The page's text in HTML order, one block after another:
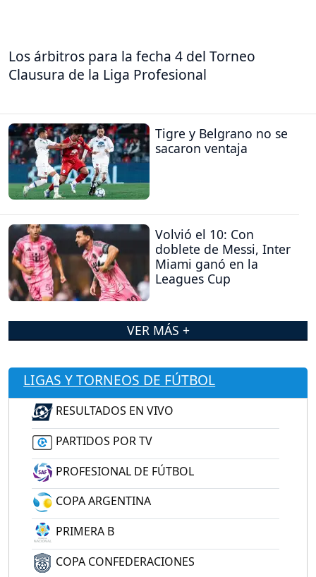
Los árbitros para la fecha 4 del Torneo
Clausura de la Liga Profesional
Tigre y Belgrano no se
sacaron ventaja
Volvió el 10: Con
doblete de Messi, Inter
Miami ganó en la
Leagues Cup
VER MÁS +
LIGAS Y TORNEOS DE FÚTBOL
RESULTADOS EN VIVO
PARTIDOS POR TV
PROFESIONAL DE FÚTBOL
COPA ARGENTINA
PRIMERA B
COPA CONFEDERACIONES